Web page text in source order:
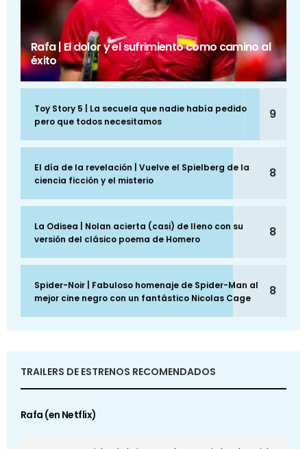
Rafa | El dolor y el sufrimiento como camino al
éxito
Toy Story 5 | La secuela que nadie había pedido
pero que todos necesitamos
9
El día de la revelación | Vuelve el Spielberg de la
ciencia ficción y el misterio
8
La Odisea | Nolan acierta (casi) de lleno con su
versión del clásico poema de Homero
8
Spider-Noir | Fabuloso homenaje de Spider-Man al
mejor cine negro con un fantástico Nicolas Cage
8
TRAILERS DE ESTRENOS RECOMENDADOS
Rafa (en Netflix)